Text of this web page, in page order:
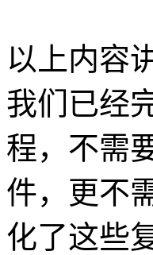
以上内容
我们已经
程，不需
件，更不
化了这些